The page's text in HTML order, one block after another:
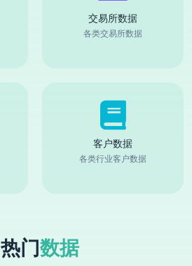
交易所数据
各类交易所数据
客户数据
各类行业客户数据
热门数据